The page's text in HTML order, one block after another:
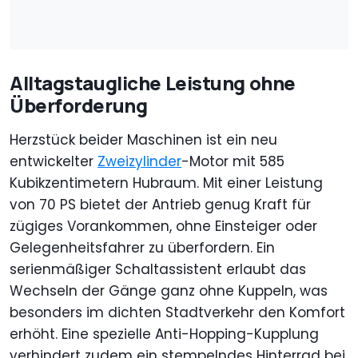
Alltagstaugliche Leistung ohne
Überforderung
Herzstück beider Maschinen ist ein neu
entwickelter Zweizylinder-Motor mit 585
Kubikzentimetern Hubraum. Mit einer Leistung
von 70 PS bietet der Antrieb genug Kraft für
zügiges Vorankommen, ohne Einsteiger oder
Gelegenheitsfahrer zu überfordern. Ein
serienmäßiger Schaltassistent erlaubt das
Wechseln der Gänge ganz ohne Kuppeln, was
besonders im dichten Stadtverkehr den Komfort
erhöht. Eine spezielle Anti-Hopping-Kupplung